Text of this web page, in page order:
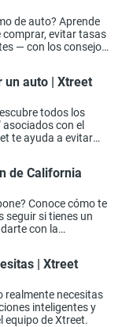
de auto? Aprende
evitar tasas
— con los consejos
un auto | Xtreet
todos los
con el
te ayuda a evitar
de California
Conoce cómo te
seguir si tienes un
con la
| Xtreet
realmente necesitas
inteligentes y
equipo de Xtreet.